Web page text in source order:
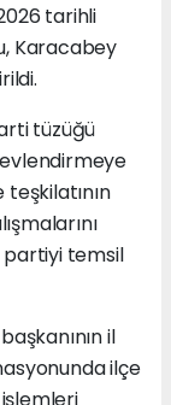
tarihli
Karacabey
tüzüğü
partiyi temsil
il
ilçe